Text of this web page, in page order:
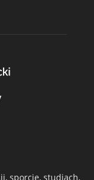
sporcie, studiach,